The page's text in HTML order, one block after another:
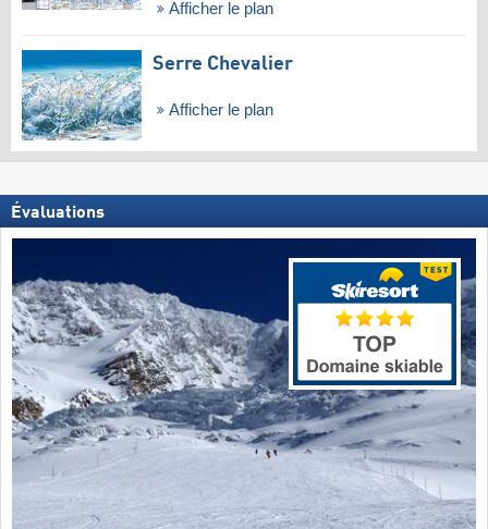
Afficher le plan
Serre Chevalier
Afficher le plan
Évaluations